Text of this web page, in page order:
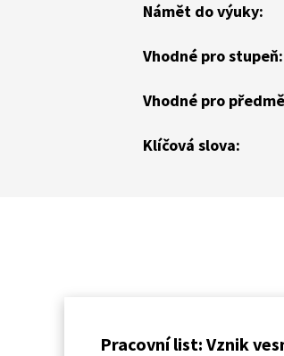
Námět do výuky:
Vhodné pro stupeň:
Vhodné pro
Klíčová slova:
Pracovní list: Vznik